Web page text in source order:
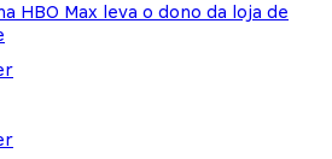
HBO Max leva o dono da loja de